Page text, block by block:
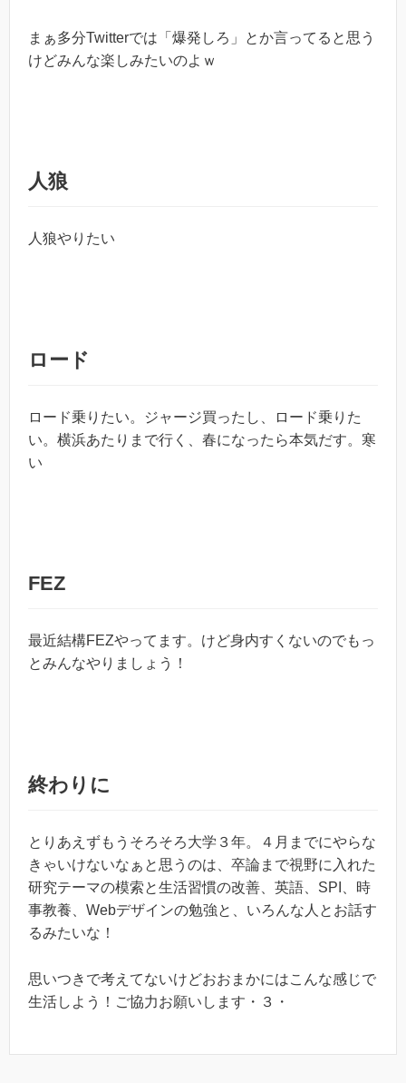
まぁ多分Twitterでは「爆発しろ」とか言ってると思う
けどみんな楽しみたいのよｗ
人狼
人狼やりたい
ロード
ロード乗りたい。ジャージ買ったし、ロード乗りた
い。横浜あたりまで行く、春になったら本気だす。寒
い
FEZ
最近結構FEZやってます。けど身内すくないのでもっ
とみんなやりましょう！
終わりに
とりあえずもうそろそろ大学３年。４月までにやらな
きゃいけないなぁと思うのは、卒論まで視野に入れた
研究テーマの模索と生活習慣の改善、英語、SPI、時
事教養、Webデザインの勉強と、いろんな人とお話す
るみたいな！
思いつきで考えてないけどおおまかにはこんな感じで
生活しよう！ご協力お願いします・３・